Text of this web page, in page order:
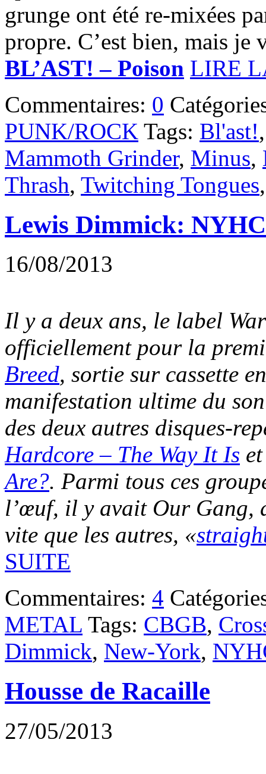
grunge ont été re-mixées
propre. C’est bien, mais
BL’AST! – Poison LIRE
Commentaires: 0
PUNK/ROCK Tags: Bl'ast!
Mammoth Grinder, Minus,
Thrash, Twitching Tongues
Lewis Dimmick:
16/08/2013
Il y a deux ans, le label
officiellement pour la
Breed, sortie sur cassette
manifestation ultime du
des deux autres disques-
Hardcore – The Way It Is
Are?. Parmi tous ces
l’œuf, il y avait Our Gang,
vite que les autres, «
SUITE
Commentaires: 4
METAL Tags: CBGB,
Dimmick, New-York,
Housse de Racaille
27/05/2013